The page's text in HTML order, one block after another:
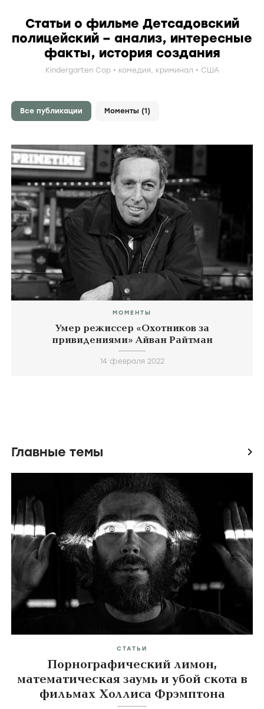
Статьи о фильме Детсадовский
полицейский – анализ, интересные
факты, история создания
Kindergarten Cop комедия, криминал США
Все публикации Моменты (1)
МОМЕНТЫ
Умер режиссер «Охотников за
привидениями» Айван Райтман
14 февраля 2022
Главные темы icon
СТАТЬИ
Порнографический лимон,
математическая заумь и убой скота в
фильмах Холлиса Фрэмптона